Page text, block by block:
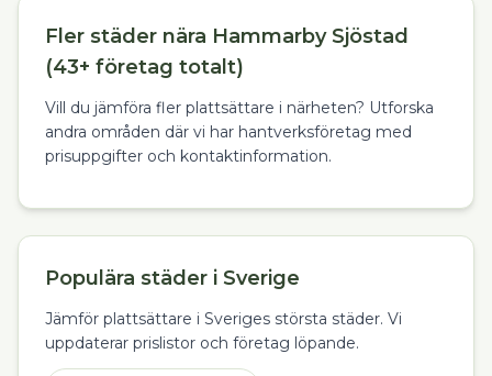
Fler städer nära Hammarby Sjöstad
(43+ företag totalt)
Vill du jämföra fler plattsättare i närheten? Utforska
andra områden där vi har hantverksföretag med
prisuppgifter och kontaktinformation.
Populära städer i Sverige
Jämför plattsättare i Sveriges största städer. Vi
uppdaterar prislistor och företag löpande.